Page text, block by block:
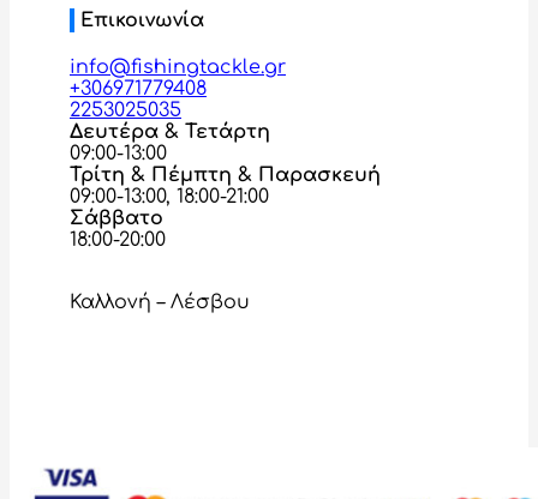
Επικοινωνία
info@fishingtackle.gr
+306971779408
2253025035
Δευτέρα & Τετάρτη
09:00-13:00
Τρίτη & Πέμπτη & Παρασκευή
09:00-13:00, 18:00-21:00
Σάββατο
18:00-20:00
Καλλονή – Λέσβου